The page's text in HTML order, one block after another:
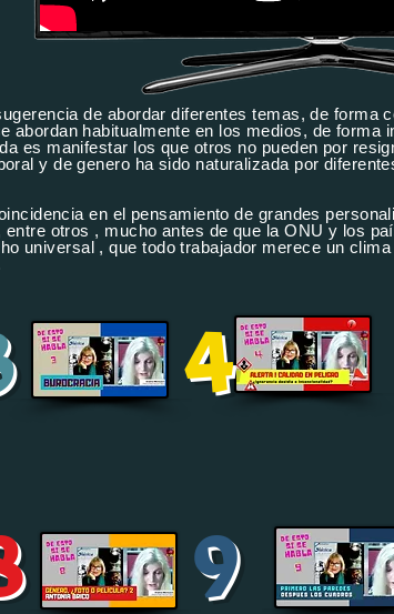
de abordar diferentes temas, de forma
habitualmente en los medios, de forma
es manifestar los que otros no pueden por
y de genero ha sido naturalizada por
en el pensamiento de grandes
otros , mucho antes de que la ONU y los
universal , que todo trabajador merece un
4
9